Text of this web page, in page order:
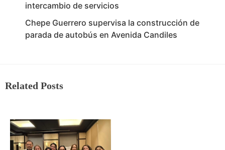
intercambio de servicios
Chepe Guerrero supervisa la construcción de
parada de autobús en Avenida Candiles
Related Posts